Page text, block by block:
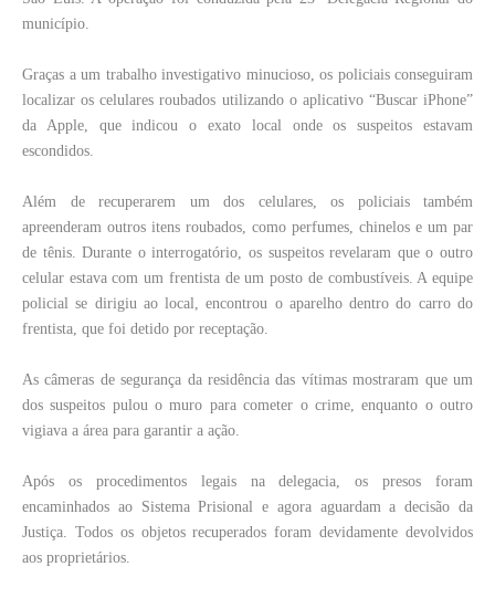
município.
Graças a um trabalho investigativo minucioso, os policiais conseguiram
localizar os celulares roubados utilizando o aplicativo “Buscar iPhone”
da Apple, que indicou o exato local onde os suspeitos estavam
escondidos.
Além de recuperarem um dos celulares, os policiais também
apreenderam outros itens roubados, como perfumes, chinelos e um par
de tênis. Durante o interrogatório, os suspeitos revelaram que o outro
celular estava com um frentista de um posto de combustíveis. A equipe
policial se dirigiu ao local, encontrou o aparelho dentro do carro do
frentista, que foi detido por receptação.
As câmeras de segurança da residência das vítimas mostraram que um
dos suspeitos pulou o muro para cometer o crime, enquanto o outro
vigiava a área para garantir a ação.
Após os procedimentos legais na delegacia, os presos foram
encaminhados ao Sistema Prisional e agora aguardam a decisão da
Justiça. Todos os objetos recuperados foram devidamente devolvidos
aos proprietários.